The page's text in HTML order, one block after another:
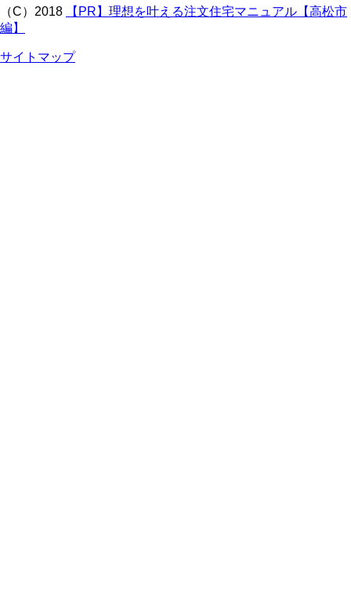
（C）2018
理想を叶える注文住宅マニュアル【高松市
編】
サイトマップ